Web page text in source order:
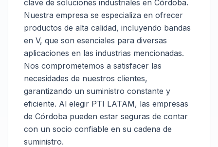
clave de soluciones industriales en Córdoba.
Nuestra empresa se especializa en ofrecer
productos de alta calidad, incluyendo bandas
en V, que son esenciales para diversas
aplicaciones en las industrias mencionadas.
Nos comprometemos a satisfacer las
necesidades de nuestros clientes,
garantizando un suministro constante y
eficiente. Al elegir PTI LATAM, las empresas
de Córdoba pueden estar seguras de contar
con un socio confiable en su cadena de
suministro.